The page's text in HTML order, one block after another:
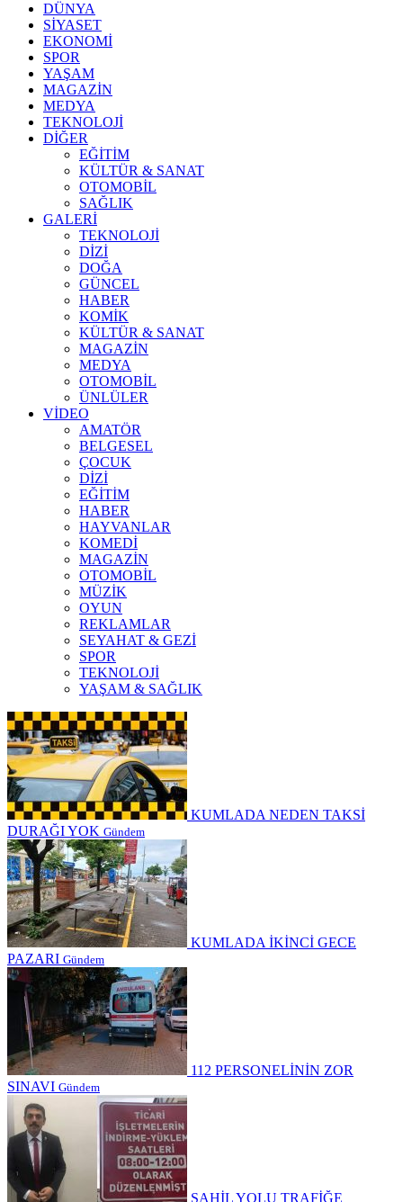
DÜNYA
SİYASET
EKONOMİ
SPOR
YAŞAM
MAGAZİN
MEDYA
TEKNOLOJİ
DİĞER
EĞİTİM
KÜLTÜR & SANAT
OTOMOBİL
SAĞLIK
GALERİ
TEKNOLOJİ
DİZİ
DOĞA
GÜNCEL
HABER
KOMİK
KÜLTÜR & SANAT
MAGAZİN
MEDYA
OTOMOBİL
ÜNLÜLER
VİDEO
AMATÖR
BELGESEL
ÇOCUK
DİZİ
EĞİTİM
HABER
HAYVANLAR
KOMEDİ
MAGAZİN
OTOMOBİL
MÜZİK
OYUN
REKLAMLAR
SEYAHAT & GEZİ
SPOR
TEKNOLOJİ
YAŞAM & SAĞLIK
KUMLADA NEDEN TAKSİ
DURAĞI YOK Gündem
KUMLADA İKİNCİ GECE
PAZARI Gündem
112 PERSONELİNİN ZOR
SINAVI Gündem
SAHİL YOLU TRAFİĞE